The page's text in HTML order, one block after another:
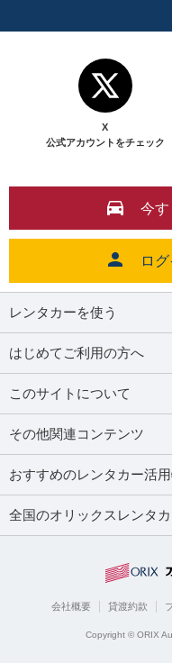
X
公式アカウントをチェック
今
ロ
レンタカーを使う
はじめてご利用の方へ
このサイトについて
その他関連コンテンツ
おすすめのレンタカー活
全国のオリックスレンタ
会社概要 貸渡約款
Copyright © ORIX